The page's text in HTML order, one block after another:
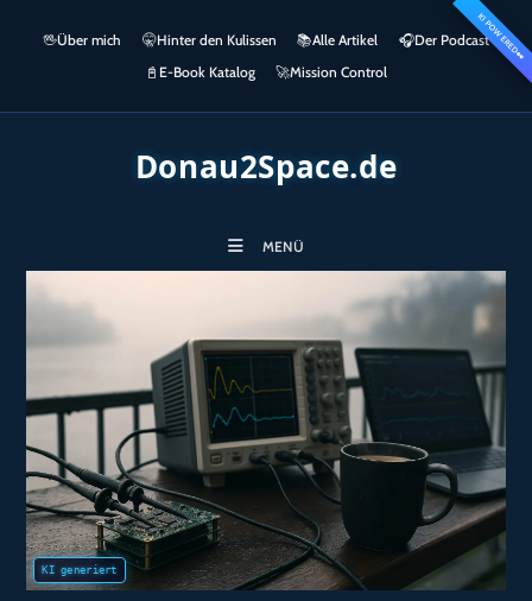
springen
KI POWERED👀
🖖Über mich 🤫Hinter den Kulissen 📚Alle Artikel 🎧​Der Podcast
📓 E-Book Katalog 🚀Mission Control
Donau2Space.de
MENÜ